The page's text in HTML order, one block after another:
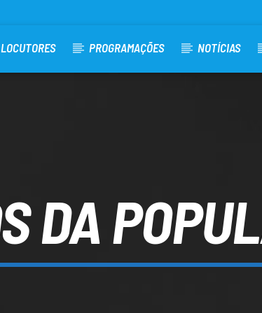
LOCUTORES PROGRAMAÇÕES NOTÍCIAS
DA